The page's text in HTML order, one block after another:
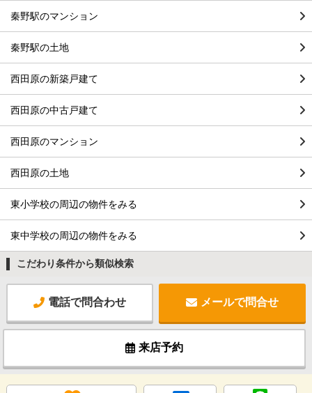
秦野駅のマンション
秦野駅の土地
西田原の新築戸建て
西田原の中古戸建て
西田原のマンション
西田原の土地
東小学校の周辺の物件をみる
東中学校の周辺の物件をみる
こだわり条件から類似検索
電話で問合わせ メールで問合せ
来店予約